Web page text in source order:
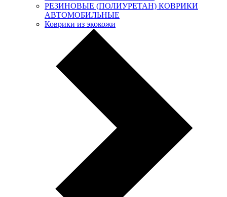
РЕЗИНОВЫЕ (ПОЛИУРЕТАН) КОВРИКИ
АВТОМОБИЛЬНЫЕ
Коврики из экокожи